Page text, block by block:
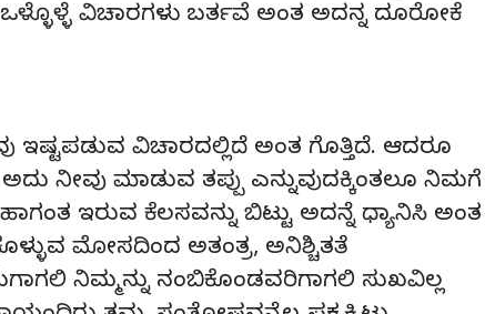
ಒಳ್ಳೊಳ್ಳೆ ವಿಚಾರಗಳು ಬರ್ತವೆ ಅಂತ ಅದನ್ನ ದೂರೋಕೆ
ಇಷ್ಟಪಡುವ ವಿಚಾರದಲ್ಲಿದೆ ಅಂತ ಗೊತ್ತಿದೆ. ಆದರೂ
ನೀವು ಮಾಡುವ ತಪ್ಪು ಎನ್ನುವುದಕ್ಕಿಂತಲೂ ನಿಮಗೆ
ಇರುವ ಕೆಲಸವನ್ನು ಬಿಟ್ಟು ಅದನ್ನೆ ಧ್ಯಾನಿಸಿ ಅಂತ
ಮೋಸದಿಂದ ಅತಂತ್ರ, ಅನಿಶ್ಚಿತತೆ
ನಿಮ್ಮನ್ನು ನಂಬಿಕೊಂಡವರಿಗಾಗಲಿ ಸುಖವಿಲ್ಲ